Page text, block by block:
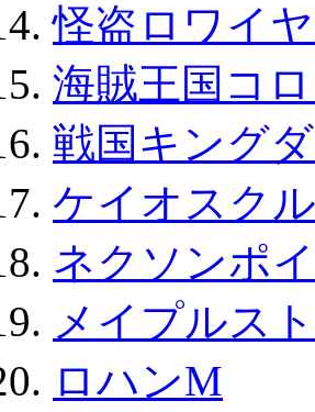
怪盗ロワイ
海賊王国コ
戦国キング
ケイオスク
ネクソンポ
メイプルス
ロハンM